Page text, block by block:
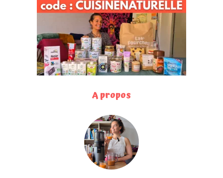
A propos